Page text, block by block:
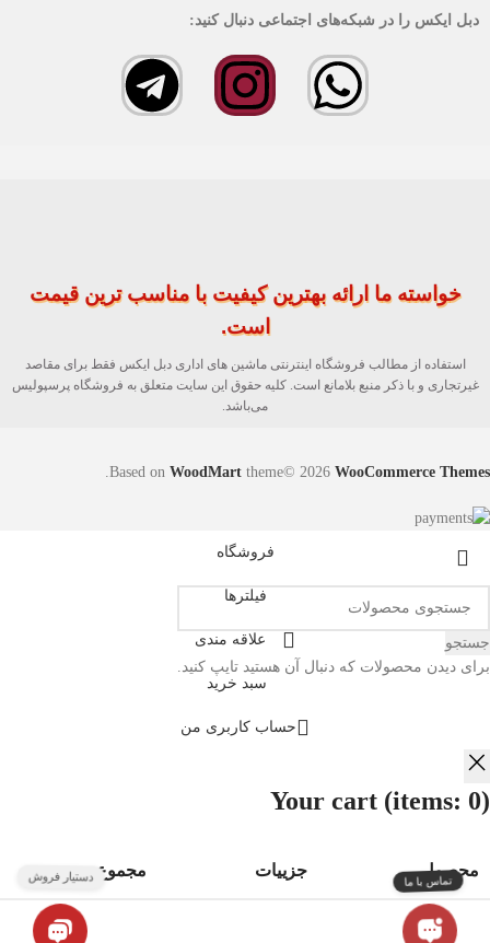
دبل ایکس را در شبکه‌های اجتماعی دنبال کنید:
خواسته ما ارائه بهترین کیفیت با مناسب ترین قیمت
است.
استفاده از مطالب فروشگاه اینترنتی ماشین های اداری دبل ایکس فقط برای مقاصد
غیرتجاری و با ذکر منبع بلامانع است. کلیه حقوق این سایت متعلق به فروشگاه پرسپولیس
می‌باشد.
Based on WoodMart theme© 2026 WooCommerce Themes
جستجو
برای دیدن محصولات که دنبال آن هستید تایپ کنید.
فروشگاه
فیلترها
علاقه مندی
سبد خرید
حساب کاربری من
Your cart (items: 0)
محصول جزییات مجموع